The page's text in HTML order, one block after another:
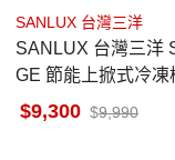
SANLUX 台灣三洋
SANLUX 台灣三洋 SCF-148
GE 節能上掀式冷凍
9,300 9,990